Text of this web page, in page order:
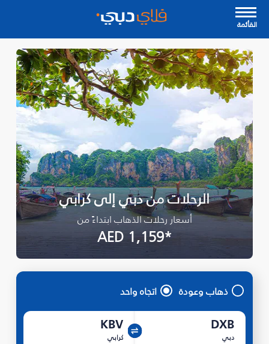
القأئمة
الرحلات من دبي إلى كرابي
أسعار رحلات الذهاب ابتداءً من
*AED 1,159
ذهاب وعودة اتجاه واحد
DXB
دبي
KBV
كرابي